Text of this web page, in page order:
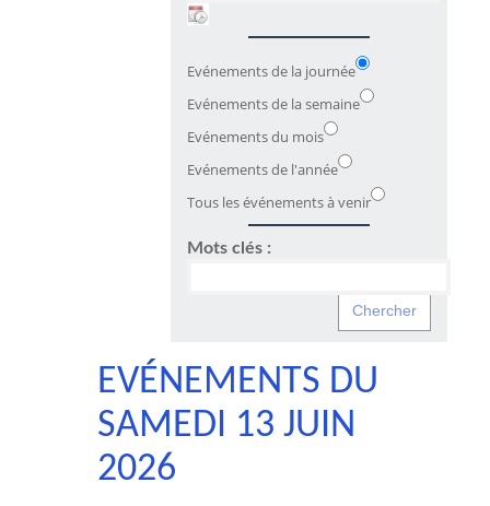
Evénements de la journée
Evénements de la semaine
Evénements du mois
Evénements de l'année
Tous les événements à venir
Mots clés :
EVÉNEMENTS DU
SAMEDI 13 JUIN
2026